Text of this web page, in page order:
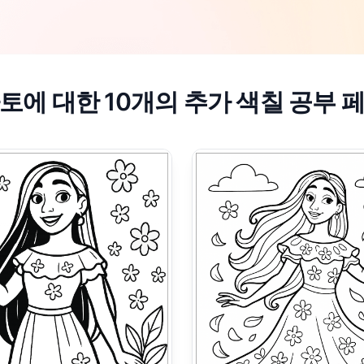
에 대한 10개의 추가 색칠 공부